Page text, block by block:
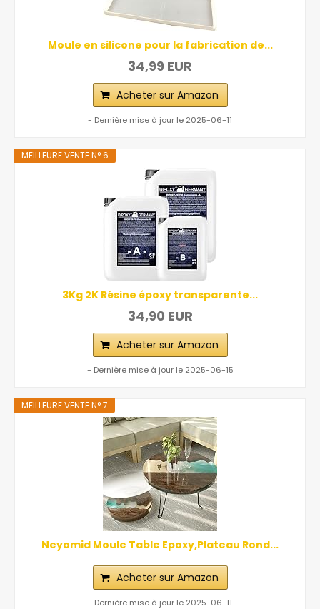
Moule en silicone pour la fabrication de...
34,99 EUR
Acheter sur Amazon
- Dernière mise à jour le 2025-06-11
MEILLEURE VENTE N° 6
3Kg 2K Résine époxy transparente...
34,90 EUR
Acheter sur Amazon
- Dernière mise à jour le 2025-06-15
MEILLEURE VENTE N° 7
Neyomid Moule Table Epoxy,Plateau Rond...
Acheter sur Amazon
- Dernière mise à jour le 2025-06-11